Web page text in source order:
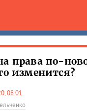
права по-
изменится?
08:01